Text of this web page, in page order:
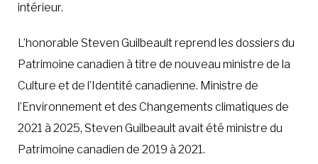
intérieur.
L’honorable Steven Guilbeault reprend les dossiers du
Patrimoine canadien à titre de nouveau ministre de la
Culture et de l’Identité canadienne. Ministre de
l’Environnement et des Changements climatiques de
2021 à 2025, Steven Guilbeault avait été ministre du
Patrimoine canadien de 2019 à 2021.